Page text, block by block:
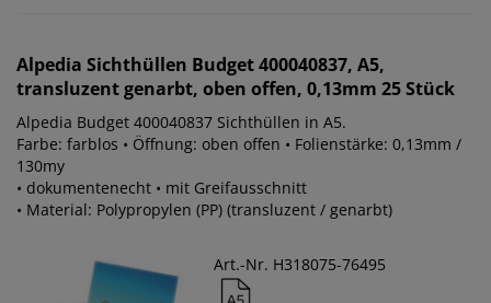
Alpedia Sichthüllen Budget 400040837, A5,
transluzent genarbt, oben offen, 0,13mm 25 Stück
Alpedia Budget 400040837 Sichthüllen in A5.
Farbe: farblos • Öffnung: oben offen • Folienstärke: 0,13mm /
130my
• dokumentenecht • mit Greifausschnitt
• Material: Polypropylen (PP) (transluzent / genarbt)
Art.-Nr. H318075-76495